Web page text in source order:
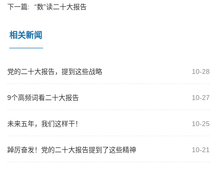
下一篇:
“数”读二十大报告
相关新闻
党的二十大报告，提到这些战略 10-28
9个高频词看二十大报告 10-27
未来五年，我们这样干！ 10-25
踔厉奋发！党的二十大报告提到了这些精神 10-21